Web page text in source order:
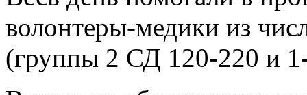
волонтеры-медики из
(группы 2 СД 120-220 и